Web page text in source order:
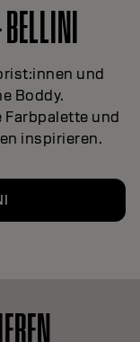
und
Boddy.
Farbpalette und
inspirieren.